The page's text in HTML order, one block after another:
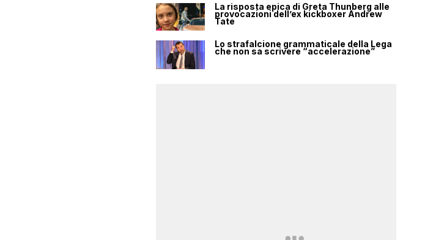
La risposta epica di Greta Thunberg alle
provocazioni dell’ex kickboxer Andrew
Tate
Lo strafalcione grammaticale della Lega
che non sa scrivere “accelerazione”